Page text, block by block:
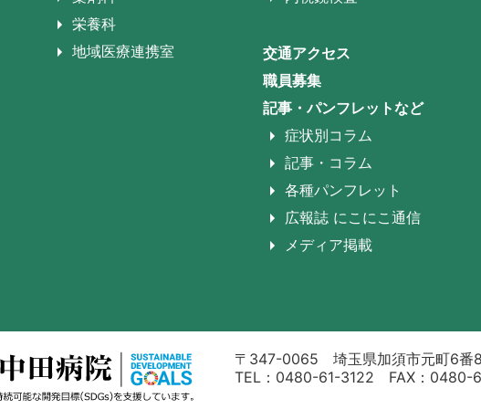
栄養科
地域医療連携室
交通アクセス
職員募集
記事・パンフレットなど
症状別コラム
記事・コラム
各種パンフレット
広報誌 にこにこ通信
メディア掲載
〒347-0065 埼玉県加須市元町6番
TEL：0480-61-3122 FAX：0480-